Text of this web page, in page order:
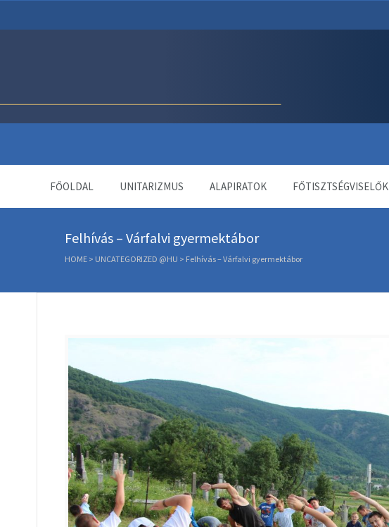
FŐOLDAL UNITARIZMUS ALAPIRATOK FŐTISZTSÉGVISELŐK
Felhívás – Várfalvi gyermektábor
HOME > UNCATEGORIZED @HU > Felhívás – Várfalvi gyermektábor